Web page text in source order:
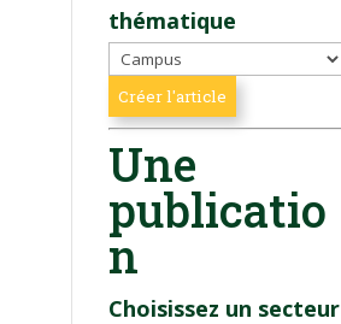
thématique
Une
publicatio
n
Choisissez un secteur